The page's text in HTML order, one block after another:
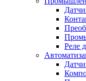
Реле